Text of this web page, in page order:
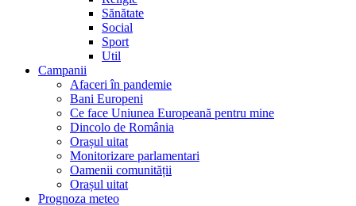
Sănătate
Social
Sport
Util
Campanii
Afaceri în pandemie
Bani Europeni
Ce face Uniunea Europeană pentru mine
Dincolo de România
Orașul uitat
Monitorizare parlamentari
Oamenii comunității
Orașul uitat
Prognoza meteo